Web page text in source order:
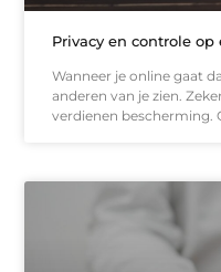
Privacy en controle
Wanneer je online gaat
anderen van je zien.
verdienen bescherming.